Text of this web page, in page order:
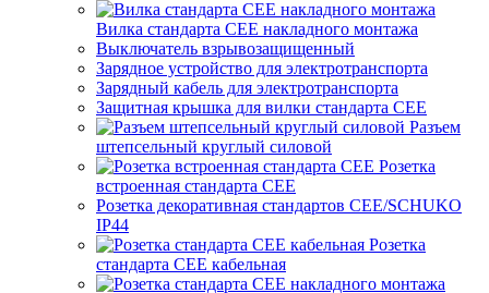
Вилка стандарта CEE накладного монтажа
Выключатель взрывозащищенный
Зарядное устройство для электротранспорта
Зарядный кабель для электротранспорта
Защитная крышка для вилки стандарта CEE
Разъем
штепсельный круглый силовой
Розетка
встроенная стандарта CEE
Розетка декоративная стандартов CEE/SCHUKO
IP44
Розетка
стандарта СЕЕ кабельная